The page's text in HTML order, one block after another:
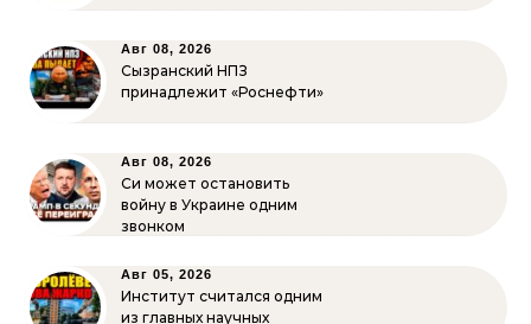
Авг 08, 2026
Сызранский НПЗ
принадлежит «Роснефти»
Авг 08, 2026
Си может остановить
войну в Украине одним
звонком
Авг 05, 2026
Институт считался одним
из главных научных